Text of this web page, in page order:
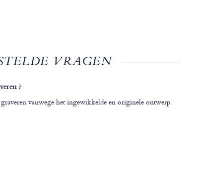
VRAGEN
?
vanwege het ingewikkelde en originele ontwerp.